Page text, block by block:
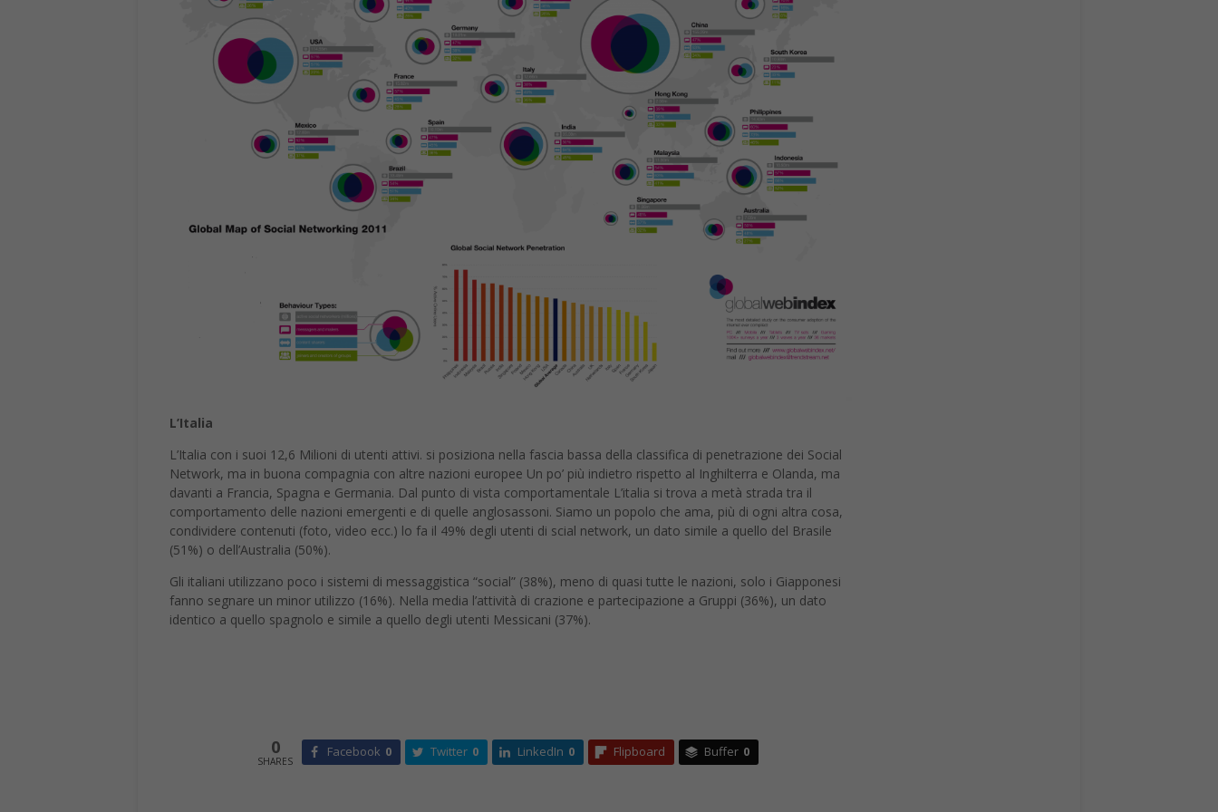
L’Italia
L’Italia con i suoi 12,6 Milioni di utenti attivi. si posiziona nella fascia bassa della classifica di penetrazione dei Social
Network, ma in buona compagnia con altre nazioni europee Un po’ più indietro rispetto al Inghilterra e Olanda, ma
davanti a Francia, Spagna e Germania. Dal punto di vista comportamentale L’italia si trova a metà strada tra il
comportamento delle nazioni emergenti e di quelle anglosassoni. Siamo un popolo che ama, più di ogni altra cosa,
condividere contenuti (foto, video ecc.) lo fa il 49% degli utenti di scial network, un dato simile a quello del Brasile
(51%) o dell’Australia (50%).
Gli italiani utilizzano poco i sistemi di messaggistica “social” (38%), meno di quasi tutte le nazioni, solo i Giapponesi
fanno segnare un minor utilizzo (16%). Nella media l’attività di crazione e partecipazione a Gruppi (36%), un dato
identico a quello spagnolo e simile a quello degli utenti Messicani (37%).
0
SHARES
Facebook 0 Twitter 0 LinkedIn 0 Flipboard Buffer 0